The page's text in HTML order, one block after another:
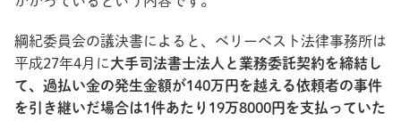
綱紀委員会の議決書によると、ベリーベスト法律事務所は
平成27年4月に大手司法書士法人と業務委託契約を締結し
て、過払い金の発生金額が140万円を越える依頼者の事件
を引き継いだ場合は1件あたり19万8000円を支払っていた